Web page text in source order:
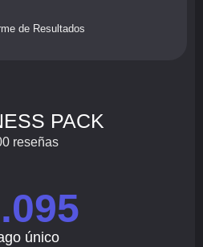
de Resultados
PACK
reseñas
único